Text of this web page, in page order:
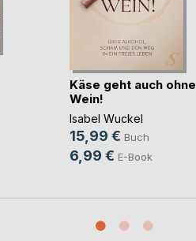
Käse geht auch ohne
Wein!
Isabel Wuckel
15,99 € Buch
6,99 € E-Book